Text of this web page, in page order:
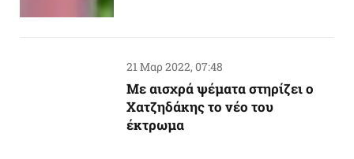
21 Μαρ 2022, 07:48
Με αισχρά ψέματα στηρίζει ο
Χατζηδάκης το νέο του
έκτρωμα